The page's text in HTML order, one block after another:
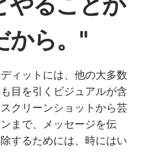
から。"
ィットには、他の大多数
目を引くビジュアルが含
クリーンショットから芸
まで、メッセージを伝
するためには、時にはい